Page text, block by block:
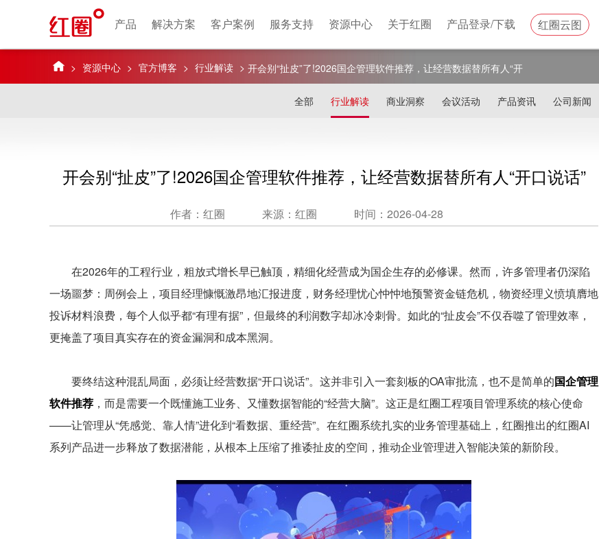
产品 解决方案 客户案例 服务支持 资源中心 关于红圈 产品登录/下载 红圈云图
> 资源中心 > 官方博客 > 行业解读 > 开会别“扯皮”了!2026国企管理软件推荐，让经营数据替所有人“开
全部 行业解读 商业洞察 会议活动 产品资讯 公司新闻
开会别“扯皮”了!2026国企管理软件推荐，让经营数据替所有人“开口说话”
作者：红圈 来源：红圈 时间：2026-04-28
在2026年的工程行业，粗放式增长早已触顶，精细化经营成为国企生存的必修课。然而，许多管理者仍深陷
一场噩梦：周例会上，项目经理慷慨激昂地汇报进度，财务经理忧心忡忡地预警资金链危机，物资经理义愤填膺地
投诉材料浪费，每个人似乎都“有理有据”，但最终的利润数字却冰冷刺骨。如此的“扯皮会”不仅吞噬了管理效率，
更掩盖了项目真实存在的资金漏洞和成本黑洞。
要终结这种混乱局面，必须让经营数据“开口说话”。这并非引入一套刻板的OA审批流，也不是简单的国企管理
软件推荐 ，而是需要一个既懂施工业务、又懂数据智能的“经营大脑”。这正是红圈工程项目管理系统的核心使命
——让管理从“凭感觉、靠人情”进化到“看数据、重经营”。在红圈系统扎实的业务管理基础上，红圈推出的红圈AI
系列产品进一步释放了数据潜能，从根本上压缩了推诿扯皮的空间，推动企业管理进入智能决策的新阶段。